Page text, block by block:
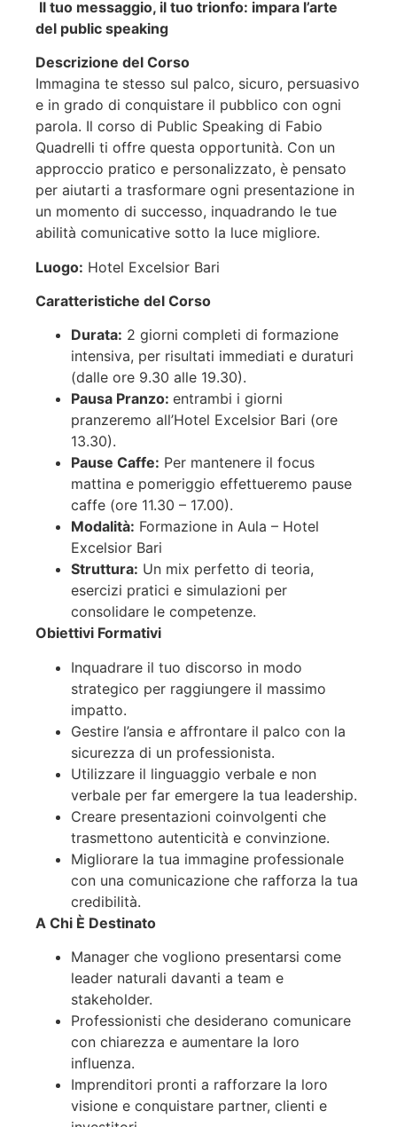
Il tuo messaggio, il tuo trionfo: impara l’arte
del public speaking
Descrizione del Corso
Immagina te stesso sul palco, sicuro, persuasivo
e in grado di conquistare il pubblico con ogni
parola. Il corso di Public Speaking di Fabio
Quadrelli ti offre questa opportunità. Con un
approccio pratico e personalizzato, è pensato
per aiutarti a trasformare ogni presentazione in
un momento di successo, inquadrando le tue
abilità comunicative sotto la luce migliore.
Luogo: Hotel Excelsior Bari
Caratteristiche del Corso
Durata: 2 giorni completi di formazione
intensiva, per risultati immediati e duraturi
(dalle ore 9.30 alle 19.30).
Pausa Pranzo: entrambi i giorni
pranzeremo all’Hotel Excelsior Bari (ore
13.30).
Pause Caffe: Per mantenere il focus
mattina e pomeriggio effettueremo pause
caffe (ore 11.30 – 17.00).
Modalità: Formazione in Aula – Hotel
Excelsior Bari
Struttura: Un mix perfetto di teoria,
esercizi pratici e simulazioni per
consolidare le competenze.
Obiettivi Formativi
Inquadrare il tuo discorso in modo
strategico per raggiungere il massimo
impatto.
Gestire l’ansia e affrontare il palco con la
sicurezza di un professionista.
Utilizzare il linguaggio verbale e non
verbale per far emergere la tua leadership.
Creare presentazioni coinvolgenti che
trasmettono autenticità e convinzione.
Migliorare la tua immagine professionale
con una comunicazione che rafforza la tua
credibilità.
A Chi È Destinato
Manager che vogliono presentarsi come
leader naturali davanti a team e
stakeholder.
Professionisti che desiderano comunicare
con chiarezza e aumentare la loro
influenza.
Imprenditori pronti a rafforzare la loro
visione e conquistare partner, clienti e